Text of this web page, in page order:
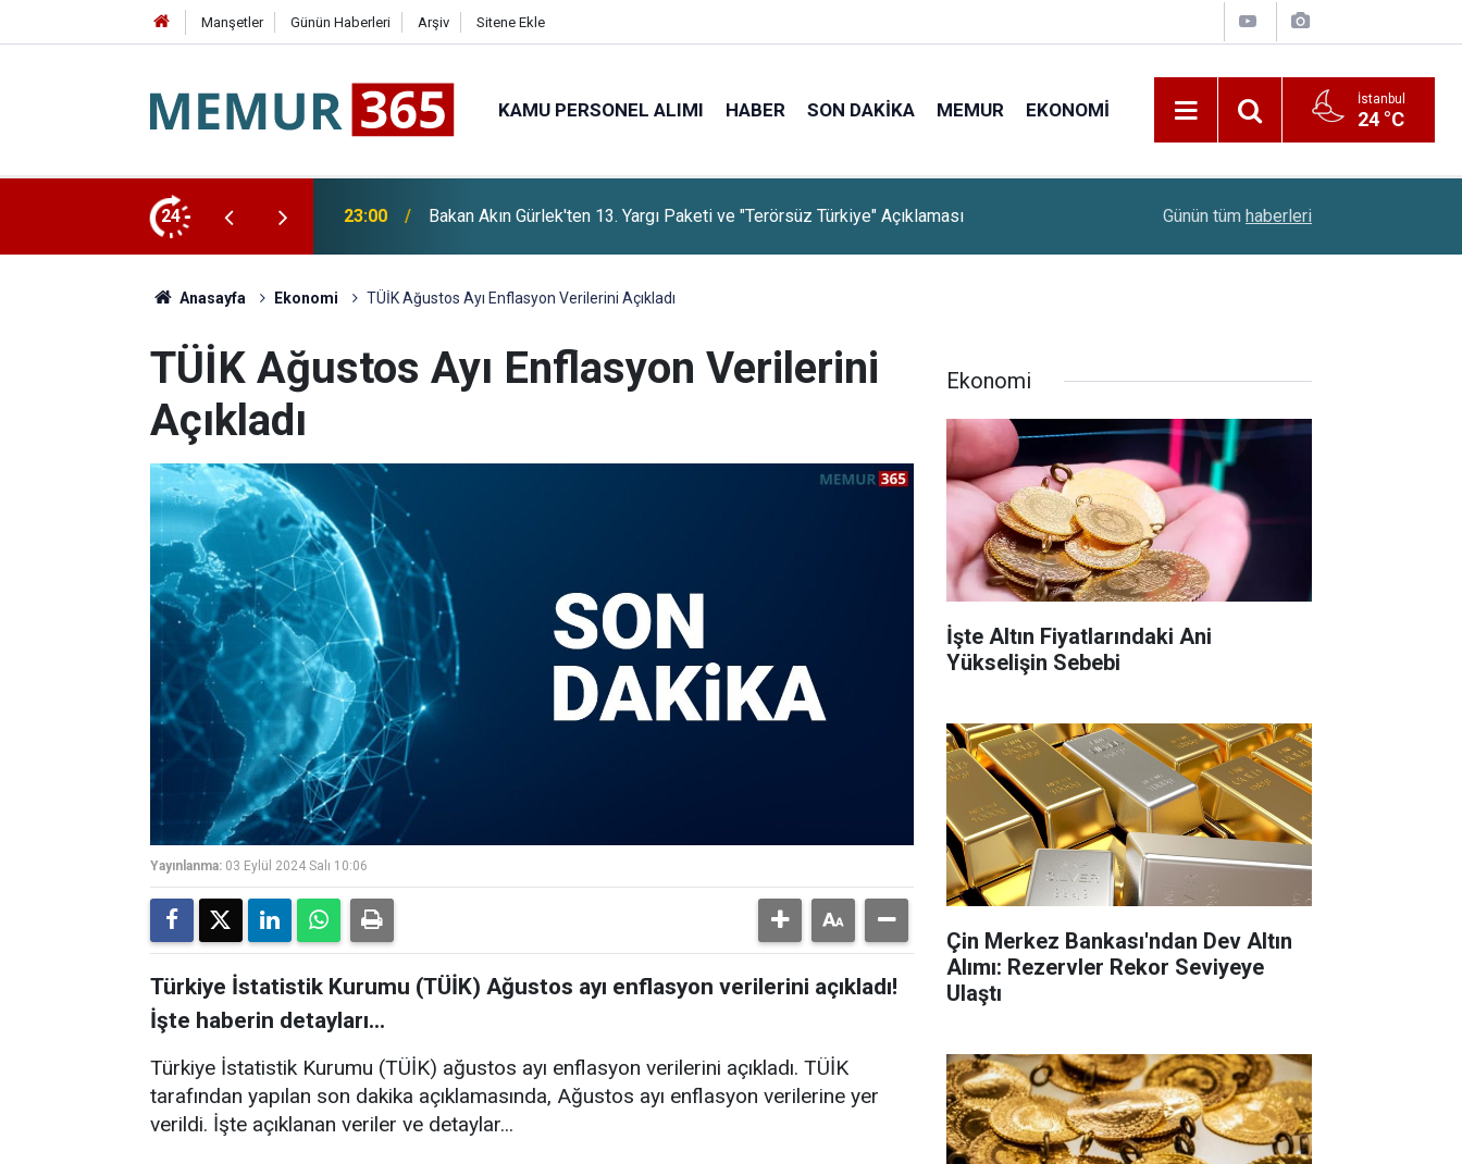
Manşetler Günün Haberleri Arşiv Sitene Ekle
KAMU PERSONEL ALIMI HABER SON DAKIKA MEMUR EKONOMI İstanbul
24 °C
24
ve "Terörsüz Türkiye" Açıklaması 22:36 YENİ Parti, Dayanışma Kampanyasında 9 Günlük Bağış Tutarını Açıkladı Çiftçilere 688,2 Milyon Liralık Destek Ödemesi
Günün tüm haberleri
Anasayfa Ekonomi TÜİK Ağustos Ayı Enflasyon Verilerini Açıkladı
TÜİK Ağustos Ayı Enflasyon Verilerini
Açıkladı
Yayınlanma: 03 Eylül 2024 Salı 10:06
Türkiye İstatistik Kurumu (TÜİK) Ağustos ayı enflasyon verilerini açıkladı!
İşte haberin detayları...
Türkiye İstatistik Kurumu (TÜİK) ağustos ayı enflasyon verilerini açıkladı. TÜİK
tarafından yapılan son dakika açıklamasında, Ağustos ayı enflasyon verilerine yer
verildi. İşte açıklanan veriler ve detaylar...
Ekonomi
İşte Altın Fiyatlarındaki Ani
Yükselişin Sebebi
Çin Merkez Bankası'ndan Dev Altın
Alımı: Rezervler Rekor Seviyeye
Ulaştı